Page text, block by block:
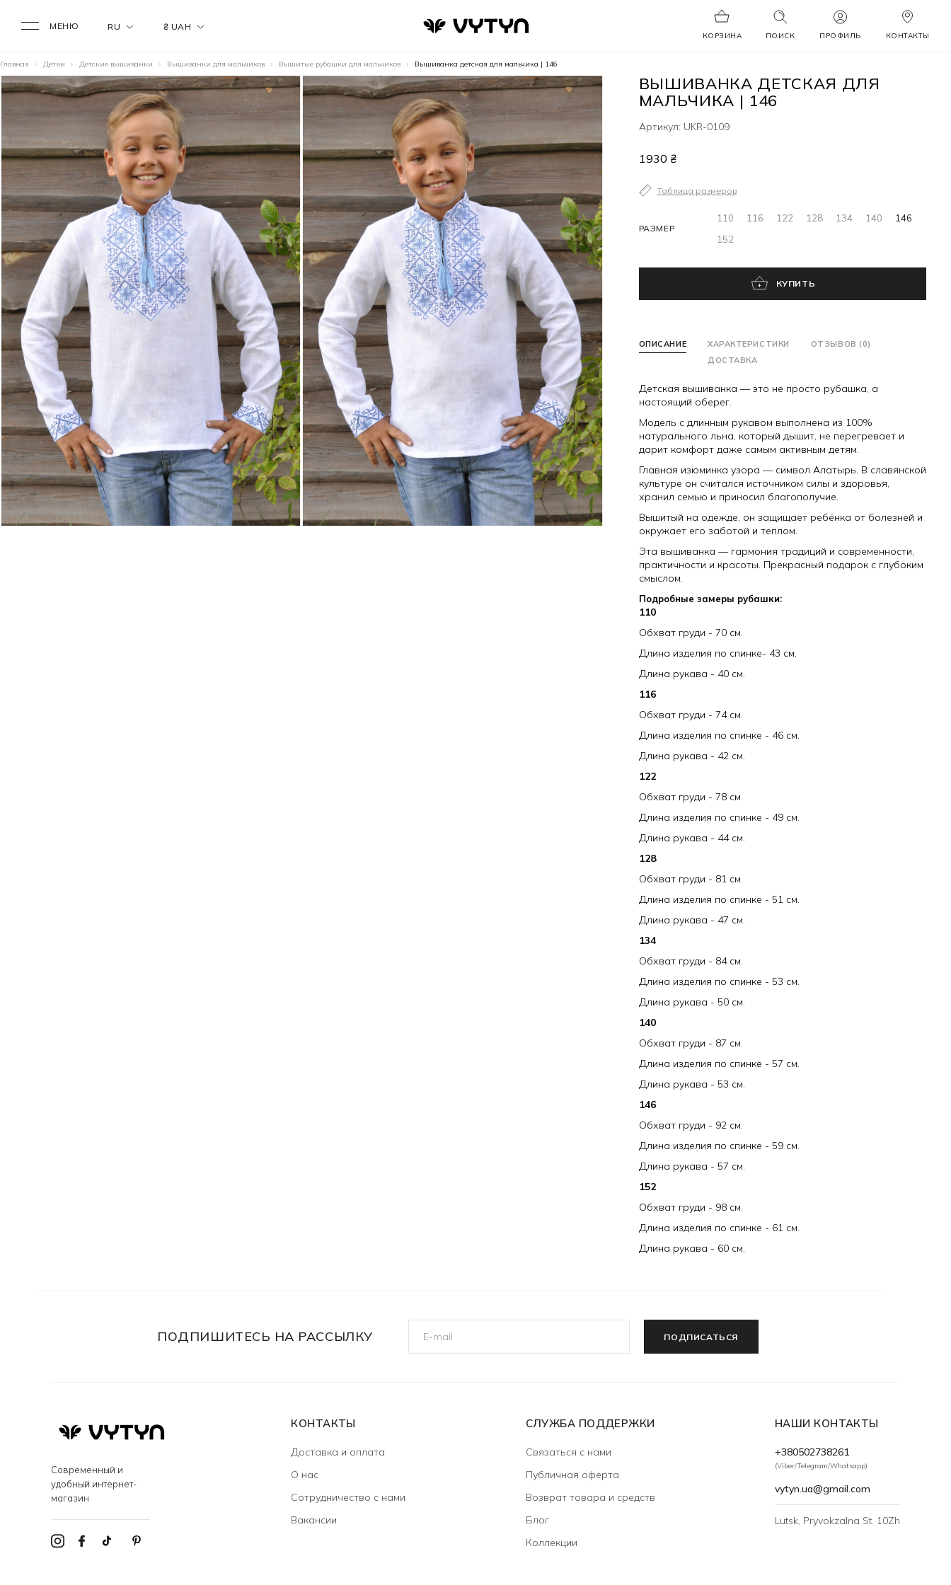
МЕНЮ RU ₴ UAH
КОРЗИНА ПОИСК ПРОФИЛЬ КОНТАКТЫ
Главная Детям Детские вышиванки Вышиванки для мальчиков Вышитые рубашки для мальчиков Вышиванка детская для мальчика | 146
ВЫШИВАНКА ДЕТСКАЯ ДЛЯ
МАЛЬЧИКА | 146
Артикул: UKR-0109
1930 ₴
Таблица размеров
РАЗМЕР
110 116 122 128 134 140
146
152
КУПИТЬ
ОПИСАНИЕ ХАРАКТЕРИСТИКИ
ОТЗЫВОВ (0)
ДОСТАВКА
Детская вышиванка — это не просто рубашка, а
настоящий оберег.
Модель с длинным рукавом выполнена из 100%
натурального льна, который дышит, не перегревает и
дарит комфорт даже самым активным детям.
Главная изюминка узора — символ Алатырь. В славянской
культуре он считался источником силы и здоровья,
хранил семью и приносил благополучие.
Вышитый на одежде, он защищает ребёнка от болезней и
окружает его заботой и теплом.
Эта вышиванка — гармония традиций и современности,
практичности и красоты. Прекрасный подарок с глубоким
смыслом.
Подробные замеры рубашки:
110
Обхват груди - 70 см.
Длина изделия по спинке- 43 см.
Длина рукава - 40 см.
116
Обхват груди - 74 см.
Длина изделия по спинке - 46 см.
Длина рукава - 42 см.
122
Обхват груди - 78 см.
Длина изделия по спинке - 49 см.
Длина рукава - 44 см.
128
Обхват груди - 81 см.
Длина изделия по спинке - 51 см.
Длина рукава - 47 см.
134
Обхват груди - 84 см.
Длина изделия по спинке - 53 см.
Длина рукава - 50 см.
140
Обхват груди - 87 см.
Длина изделия по спинке - 57 см.
Длина рукава - 53 см.
146
Обхват груди - 92 см.
Длина изделия по спинке - 59 см.
Длина рукава - 57 см.
152
Обхват груди - 98 см.
Длина изделия по спинке - 61 см.
Длина рукава - 60 см.
ПОДПИШИТЕСЬ НА РАССЫЛКУ ПОДПИСАТЬСЯ
Современный и
удобный интернет-
магазин
КОНТАКТЫ
Доставка и оплата
О нас
Сотрудничество с нами
Вакансии
СЛУЖБА ПОДДЕРЖКИ
Связаться с нами
Публичная оферта
Возврат товара и средств
Блог
Коллекции
НАШИ КОНТАКТЫ
+380502738261
(Viber/Telegram/Whatsapp)
vytyn.ua@gmail.com
Lutsk, Pryvokzalna St. 10Zh